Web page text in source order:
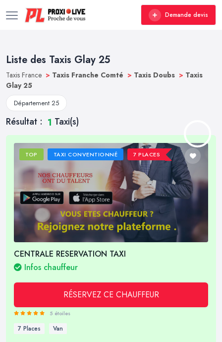
Demande devis
Liste des Taxis Glay 25
Taxis France > Taxis Franche Comté > Taxis Doubs > Taxis
Glay 25
Département 25
Résultat : 1 Taxi(s)
TOP TAXI CONVENTIONNÉ 7 PLACES
CENTRALE RESERVATION TAXI
Infos chauffeur
RÉSERVEZ CE CHAUFFEUR
5 étoiles
7 Places Van